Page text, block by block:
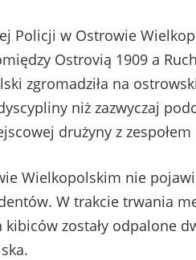
Policji w Ostrowie
Ostrovią 1909 a
zgromadziła na
niż zazwyczaj
drużyny z
Wielkopolskim nie
W trakcie trwania
zostały odpalone